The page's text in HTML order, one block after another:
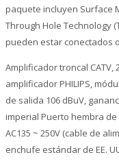
paquete incluyen Surface
Through Hole Technology
pueden estar conectados
Amplificador troncal CATV,
amplificador PHILIPS,
de salida 106 dBuV,
imperial Puerto hembra
AC135 ~ 250V (cable de
enchufe estándar de EE.